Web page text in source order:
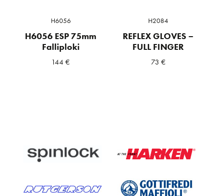
H6056
H6056 ESP 75mm
Falliploki
144€
H2084
REFLEX GLOVES –
FULL FINGER
73 €